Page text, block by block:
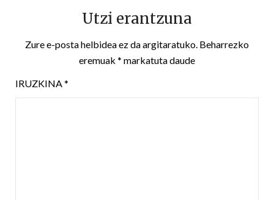
Utzi erantzuna
Zure e-posta helbidea ez da argitaratuko. Beharrezko
eremuak * markatuta daude
IRUZKINA*